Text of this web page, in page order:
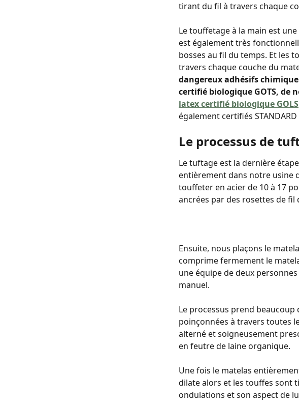
tirant du fil à travers chaque
Le touffetage à la main est
est également très
bosses au fil du temps. Et les
travers chaque couche du
dangereux adhésifs
certifié biologique GOTS, de
latex certifié biologique GOLS
également certifiés STANDARD
Le processus de
Le tuftage est la dernière
entièrement dans notre usine
touffeter en acier de 10 à 17
ancrées par des rosettes de
Ensuite, nous plaçons le
comprime fermement le
une équipe de deux
manuel.
Le processus prend
poinçonnées à travers toutes
alterné et soigneusement
en feutre de laine organique.
Une fois le matelas
dilate alors et les touffes sont
ondulations et son aspect de